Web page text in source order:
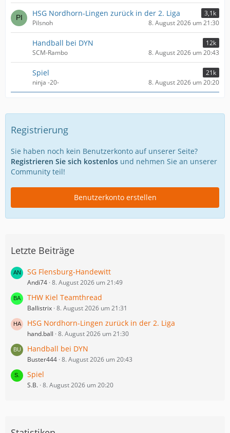
HSG Nordhorn-Lingen zurück in der 2. Liga
3,1k
Pilsnoh
8. August 2026 um 21:30
Handball bei DYN
12k
SCM-Rambo
8. August 2026 um 20:43
Spiel
21k
ninja -20-
8. August 2026 um 20:20
Registrierung
Sie haben noch kein Benutzerkonto auf unserer Seite?
Registrieren Sie sich kostenlos und nehmen Sie an unserer
Community teil!
Benutzerkonto erstellen
Letzte Beiträge
SG Flensburg-Handewitt
Andi74 8. August 2026 um 21:49
THW Kiel Teamthread
Ballistrix 8. August 2026 um 21:31
HSG Nordhorn-Lingen zurück in der 2. Liga
hand.ball 8. August 2026 um 21:30
Handball bei DYN
Buster444 8. August 2026 um 20:43
Spiel
S.B. 8. August 2026 um 20:20